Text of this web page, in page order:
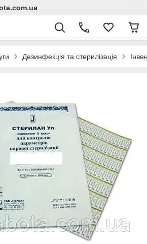
Дезинфекція та стерилізація